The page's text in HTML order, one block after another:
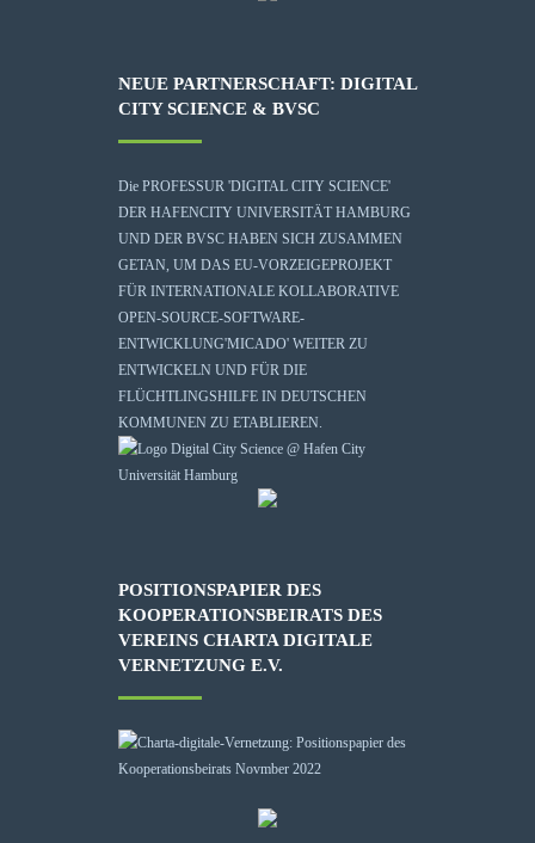
NEUE PARTNERSCHAFT: DIGITAL
CITY SCIENCE & BVSC
Die PROFESSUR 'DIGITAL CITY SCIENCE'
DER HAFENCITY UNIVERSITÄT HAMBURG
UND DER BVSC HABEN SICH ZUSAMMEN
GETAN, UM DAS EU-VORZEIGEPROJEKT
FÜR INTERNATIONALE KOLLABORATIVE
OPEN-SOURCE-SOFTWARE-
ENTWICKLUNG'MICADO' WEITER ZU
ENTWICKELN UND FÜR DIE
FLÜCHTLINGSHILFE IN DEUTSCHEN
KOMMUNEN ZU ETABLIEREN.
POSITIONSPAPIER DES
KOOPERATIONSBEIRATS DES
VEREINS CHARTA DIGITALE
VERNETZUNG E.V.